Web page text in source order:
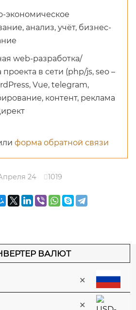
экономическое
анализ, учёт, бизнес-
web-разработка/
в сети (php/js, seo –
Vue, telegram,
контент, реклама
форма обратной связи
24 1019
ВАЛЮТ
×
×